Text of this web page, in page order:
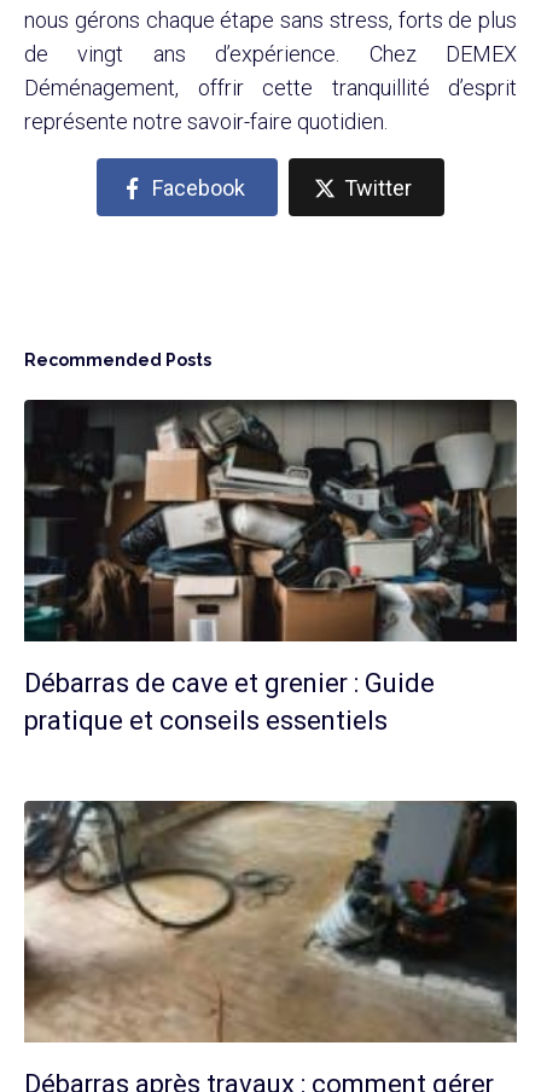
nous gérons chaque étape sans stress, forts de plus
de vingt ans d’expérience. Chez DEMEX
Déménagement, offrir cette tranquillité d’esprit
représente notre savoir-faire quotidien.
Facebook Twitter
Recommended Posts
Débarras de cave et grenier : Guide
pratique et conseils essentiels